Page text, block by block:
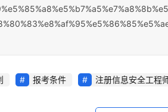
报考条件 注册信息安全工程